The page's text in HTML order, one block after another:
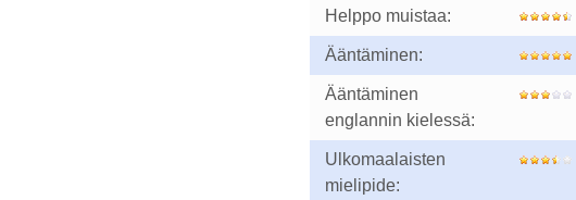
Helppo muistaa:
Ääntäminen:
Ääntäminen
englannin kielessä:
Ulkomaalaisten
mielipide: